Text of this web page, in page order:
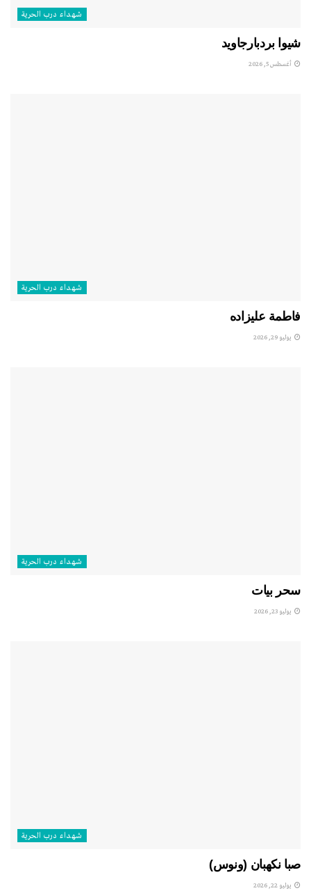
شهداء درب الحرية
شيوا بردبارجاويد
أغسطس 5, 2026
شهداء درب الحرية
فاطمة عليزاده
يوليو 29, 2026
شهداء درب الحرية
سحر بيات
يوليو 23, 2026
شهداء درب الحرية
صبا نكهبان (ونوس)
يوليو 22, 2026